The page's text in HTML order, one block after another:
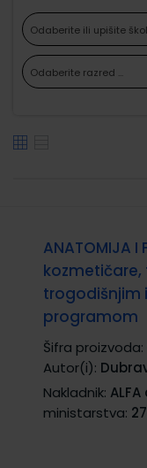
Odaberite ili upišite
Odaberite razred ...
ANATOMIJA I
kozmetičare,
trogodišnjim
programom
Šifra proizvoda:
Autor(i):
Nakladnik:
ministarstva: